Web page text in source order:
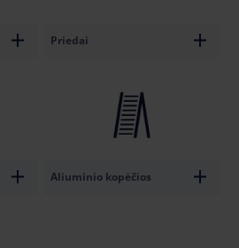
Priedai
Aliuminio kopėčios